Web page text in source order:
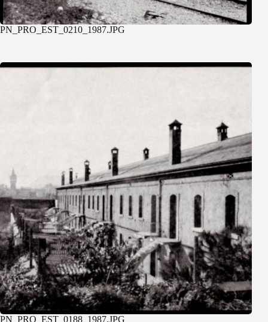
PN_PRO_EST_0210_1987.JPG
PN_PRO_EST_0188_1987.JPG